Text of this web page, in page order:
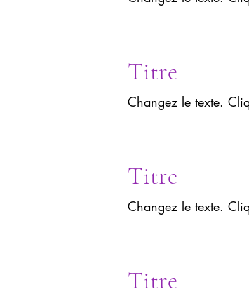
Titre
Changez le texte.
Titre
Changez le texte.
Titre